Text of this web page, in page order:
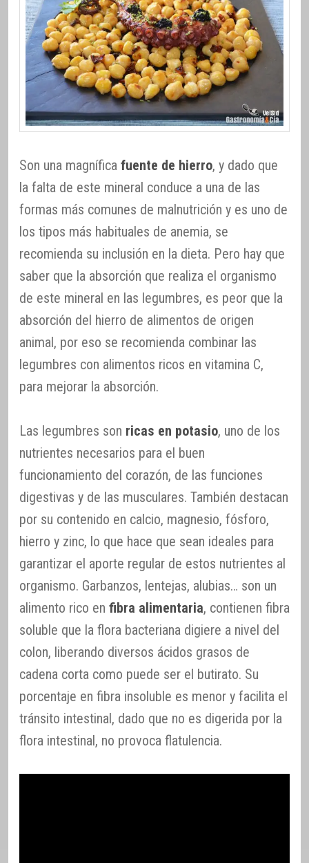
Son una magnífica fuente de hierro, y dado que
la falta de este mineral conduce a una de las
formas más comunes de malnutrición y es uno de
los tipos más habituales de anemia, se
recomienda su inclusión en la dieta. Pero hay que
saber que la absorción que realiza el organismo
de este mineral en las legumbres, es peor que la
absorción del hierro de alimentos de origen
animal, por eso se recomienda combinar las
legumbres con alimentos ricos en vitamina C,
para mejorar la absorción.
Las legumbres son ricas en potasio, uno de los
nutrientes necesarios para el buen
funcionamiento del corazón, de las funciones
digestivas y de las musculares. También destacan
por su contenido en calcio, magnesio, fósforo,
hierro y zinc, lo que hace que sean ideales para
garantizar el aporte regular de estos nutrientes al
organismo. Garbanzos, lentejas, alubias… son un
alimento rico en fibra alimentaria, contienen fibra
soluble que la flora bacteriana digiere a nivel del
colon, liberando diversos ácidos grasos de
cadena corta como puede ser el butirato. Su
porcentaje en fibra insoluble es menor y facilita el
tránsito intestinal, dado que no es digerida por la
flora intestinal, no provoca flatulencia.